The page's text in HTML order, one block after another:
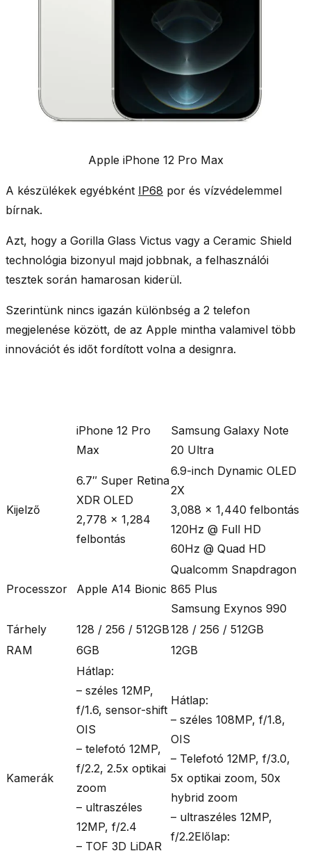
Apple iPhone 12 Pro Max
A készülékek egyébként IP68 por és vízvédelemmel
bírnak.
Azt, hogy a Gorilla Glass Victus vagy a Ceramic Shield
technológia bizonyul majd jobbnak, a felhasználói
tesztek során hamarosan kiderül.
Szerintünk nincs igazán különbség a 2 telefon
megjelenése között, de az Apple mintha valamivel több
innovációt és időt fordított volna a designra.
iPhone 12 Pro
Max
Samsung Galaxy Note
20 Ultra
Kijelző
6.7″ Super Retina
XDR OLED
2,778 × 1,284
felbontás
6.9-inch Dynamic OLED
2X
3,088 × 1,440 felbontás
120Hz @ Full HD
60Hz @ Quad HD
Processzor Apple A14 Bionic
Qualcomm Snapdragon
865 Plus
Samsung Exynos 990
Tárhely
128 / 256 / 512GB128 / 256 / 512GB
RAM
6GB 12GB
Kamerák
Hátlap:
– széles 12MP,
f/1.6, sensor-shift
OIS
– telefotó 12MP,
f/2.2, 2.5x optikai
zoom
– ultraszéles
12MP, f/2.4
– TOF 3D LiDAR
Hátlap:
– széles 108MP, f/1.8,
OIS
– Telefotó 12MP, f/3.0,
5x optikai zoom, 50x
hybrid zoom
– ultraszéles 12MP,
f/2.2Előlap: